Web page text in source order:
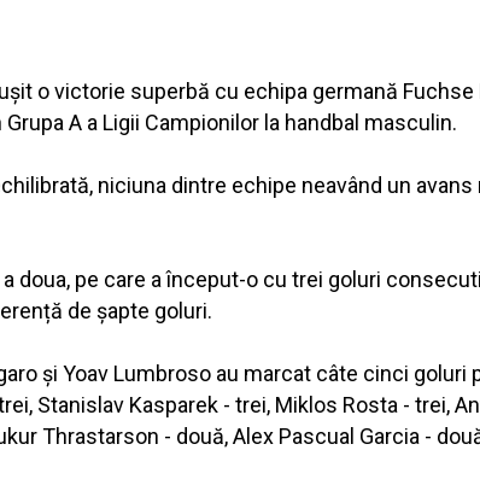
o victorie superbă cu echipa germană
A a Ligii Campionilor la handbal masculin.
niciuna dintre echipe neavând un avans
doua, pe care a început-o cu trei goluri
de șapte goluri.
și Yoav Lumbroso au marcat câte cinci goluri
Stanislav Kasparek - trei, Miklos Rosta - trei,
Thrastarson - două, Alex Pascual Garcia -